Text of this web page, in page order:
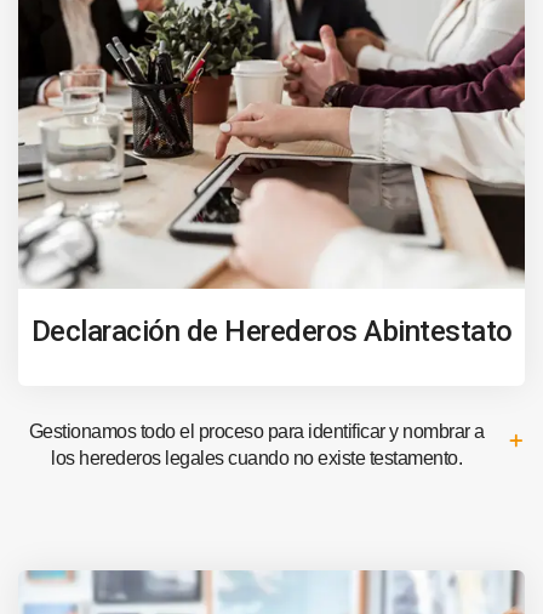
Declaración de Herederos Abintestato
Gestionamos todo el proceso para identificar y nombrar a
los herederos legales cuando no existe testamento.